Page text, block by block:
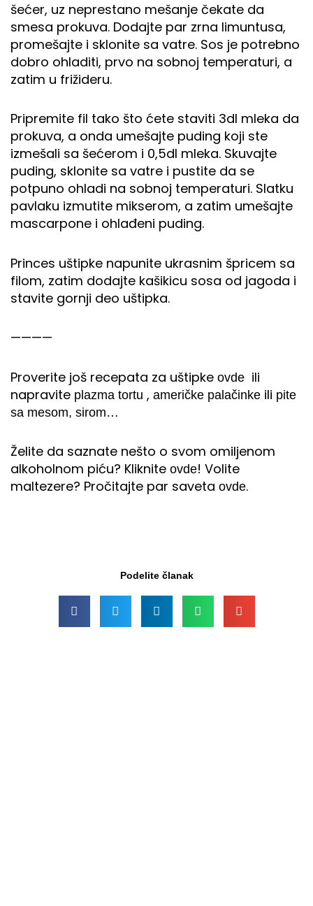
šećer, uz neprestano mešanje čekate da
smesa prokuva. Dodajte par zrna limuntusa,
promešajte i sklonite sa vatre. Sos je potrebno
dobro ohladiti, prvo na sobnoj temperaturi, a
zatim u frižideru.
Pripremite fil tako što ćete staviti 3dl mleka da
prokuva, a onda umešajte puding koji ste
izmešali sa šećerom i 0,5dl mleka. Skuvajte
puding, sklonite sa vatre i pustite da se
potpuno ohladi na sobnoj temperaturi. Slatku
pavlaku izmutite mikserom, a zatim umešajte
mascarpone i ohlađeni puding.
Princes uštipke napunite ukrasnim špricem sa
filom, zatim dodajte kašikicu sosa od jagoda i
stavite gornji deo uštipka.
————
Proverite još recepata za uštipke ovde ili
napravite plazma tortu , američke palačinke ili pite
sa mesom, sirom…
Želite da saznate nešto o svom omiljenom
alkoholnom piću? Kliknite ovde! Volite
maltezere? Pročitajte par saveta ovde.
Podelite članak